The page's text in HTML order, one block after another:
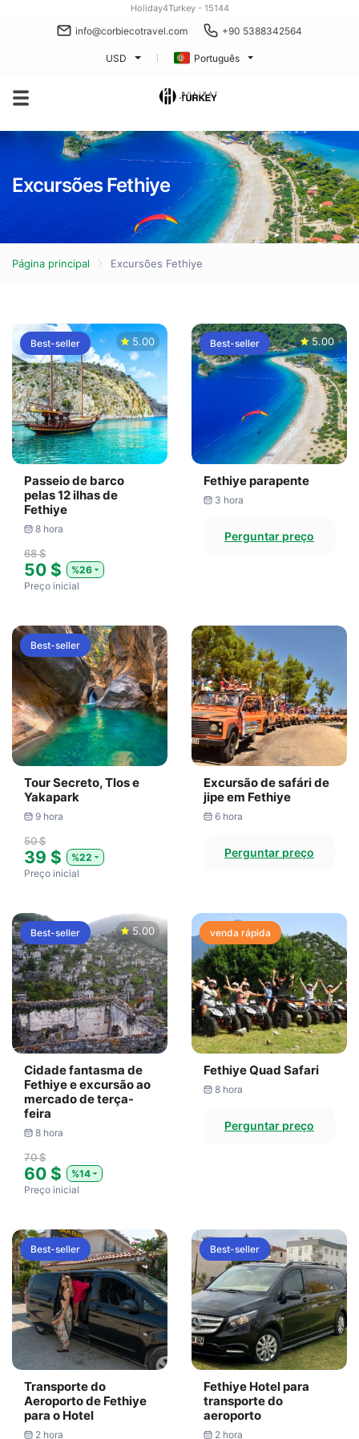
Holiday4Turkey - 15144
info@corbiecotravel.com +90 5388342564
USD Português
Excursões Fethiye
Página principal Excursões Fethiye
Best-seller 5.00
Passeio de barco
pelas 12 ilhas de
Fethiye
8 hora
68 $
50 $
%26
Preço inicial
Best-seller 5.00
Fethiye parapente
3 hora
Perguntar preço
Best-seller
Tour Secreto, Tlos e
Yakapark
9 hora
50 $
39 $
%22
Preço inicial
Excursão de safári de
jipe em Fethiye
6 hora
Perguntar preço
Best-seller 5.00
Cidade fantasma de
Fethiye e excursão ao
mercado de terça-
feira
8 hora
70 $
60 $
%14
Preço inicial
venda rápida
Fethiye Quad Safari
8 hora
Perguntar preço
Best-seller
Transporte do
Aeroporto de Fethiye
para o Hotel
2 hora
Best-seller
Fethiye Hotel para
transporte do
aeroporto
2 hora